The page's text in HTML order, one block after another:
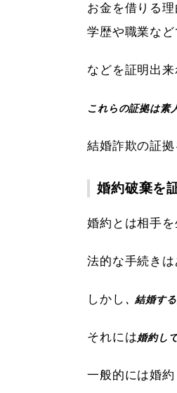
お金を借りる
学歴や職業な
などを証明出
これらの証拠は素
結婚詐欺の証
婚約破棄を
婚約とは相手
法的な手続き
しかし 、結婚す
それには婚約し
一般的には婚